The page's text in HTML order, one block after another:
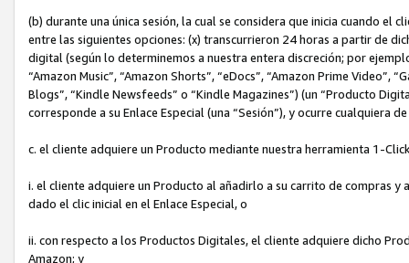
(b) durante una única sesión, la cual se considera que inicia cuando el
entre las siguientes opciones: (x) transcurrieron 24 horas a partir de
digital (según lo determinemos a nuestra entera discreción; por
“Amazon Music”, “Amazon Shorts”, “eDocs”, “Amazon Prime Video”,
Blogs”, “Kindle Newsfeeds” o “Kindle Magazines”) (un “Producto
corresponde a su Enlace Especial (una “Sesión”), y ocurre cualquiera
c. el cliente adquiere un Producto mediante nuestra herramienta 1-
i. el cliente adquiere un Producto al añadirlo a su carrito de compras
dado el clic inicial en el Enlace Especial, o
ii. con respecto a los Productos Digitales, el cliente adquiere dicho
Amazon; y